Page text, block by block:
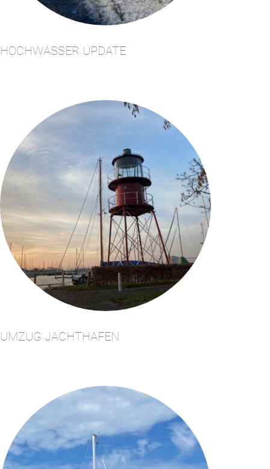
Service
Volendam
Yacht
Standort
Volendam
404
Charter ein
Segelyacht
Datenschutz
Disclaimer
Anfahrt
Reservieren
Sitemap
Slapen op de
Haven
Apartment
HOCHWASSER UPDATE
UMZUG JACHTHAFEN